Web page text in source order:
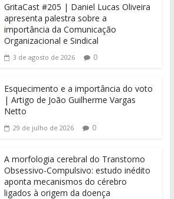
GritaCast #205 | Daniel Lucas Oliveira
apresenta palestra sobre a
importância da Comunicação
Organizacional e Sindical
3 de agosto de 2026 0
Esquecimento e a importância do voto
| Artigo de João Guilherme Vargas
Netto
29 de julho de 2026 0
A morfologia cerebral do Transtorno
Obsessivo-Compulsivo: estudo inédito
aponta mecanismos do cérebro
ligados à origem da doença